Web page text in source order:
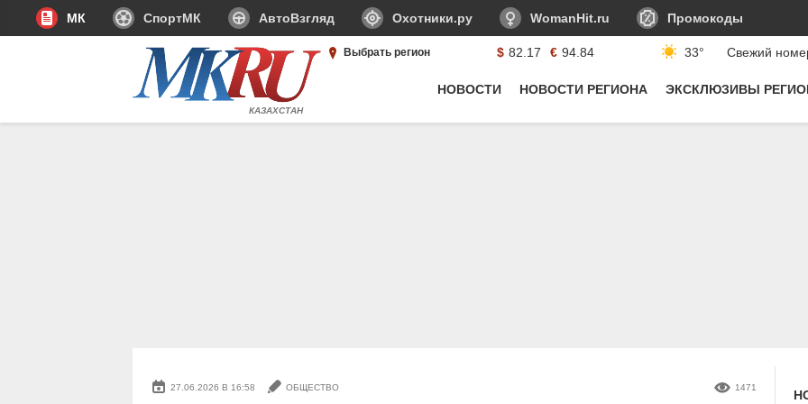
МК СпортМК АвтоВзгляд Охотники.ру WomanHit.ru Промокоды
КАЗАХСТАН
Выбрать регион Курсы валюты:
$ 82.17 € 94.84 33° Свежий
НОВОСТИ
НОВОСТИ РЕГИОНА ЭКСКЛЮЗИВЫ
27.06.2026 В 16:58 ОБЩЕСТВО 1471